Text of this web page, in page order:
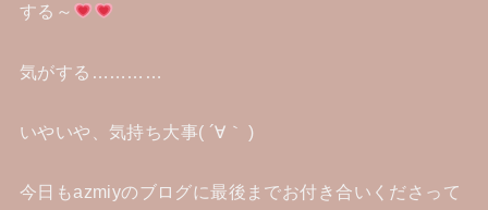
する～
気がする…………
いやいや、気持ち大事( ´∀｀ )
今日もazmiyのブログに最後までお付き合いくださって